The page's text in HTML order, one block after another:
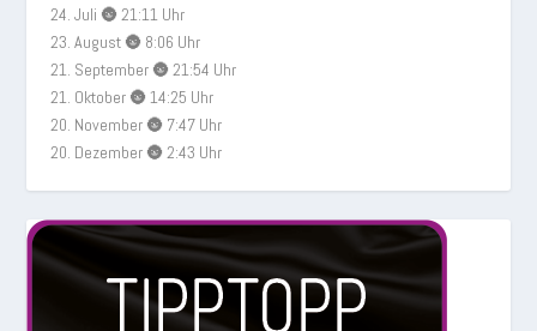
24. Juli 🌚 21:11 Uhr
23. August 🌚 8:06 Uhr
21. September 🌚 21:54 Uhr
21. Oktober 🌚 14:25 Uhr
20. November 🌚 7:47 Uhr
20. Dezember 🌚 2:43 Uhr